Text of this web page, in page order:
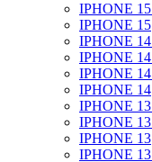
IPHONE
IPHONE 15
IPHONE
IPHONE
IPHONE
IPHONE 14
IPHONE
IPHONE
IPHONE 13
IPHONE